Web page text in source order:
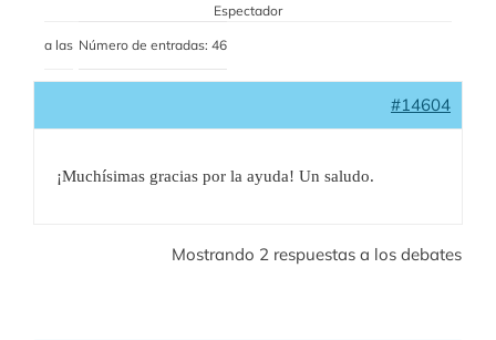
Espectador
a las Número de entradas: 46
#14604
¡Muchísimas gracias por la ayuda! Un saludo.
Mostrando 2 respuestas a los debates